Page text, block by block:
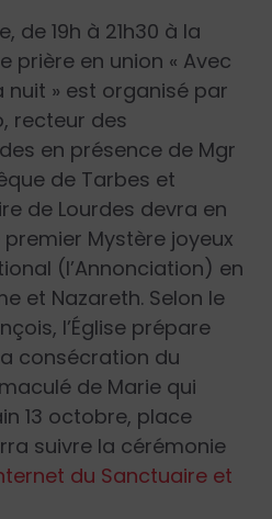
de 19h à 21h30 à la
prière en union « Avec
nuit » est organisé par
recteur des
en présence de Mgr
de Tarbes et
de Lourdes devra en
Mystère joyeux
(l’Annonciation) en
et Nazareth. Selon le
l’Église prépare
consécration du
de Marie qui
13 octobre, place
suivre la cérémonie
du Sanctuaire et